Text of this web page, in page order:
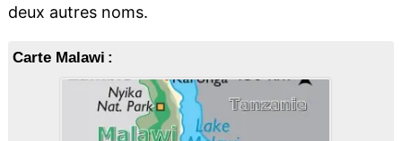
deux autres noms.
Carte Malawi :